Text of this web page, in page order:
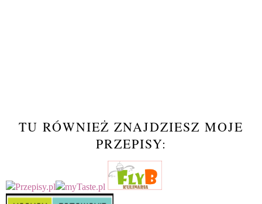
TU RÓWNIEŻ ZNAJDZIESZ MOJE
PRZEPISY: